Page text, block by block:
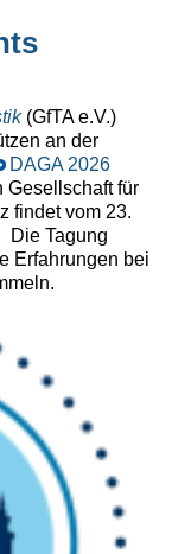
(GfTA e.V.)
an der
DAGA 2026
Gesellschaft für
findet vom 23.
Die Tagung
Erfahrungen bei